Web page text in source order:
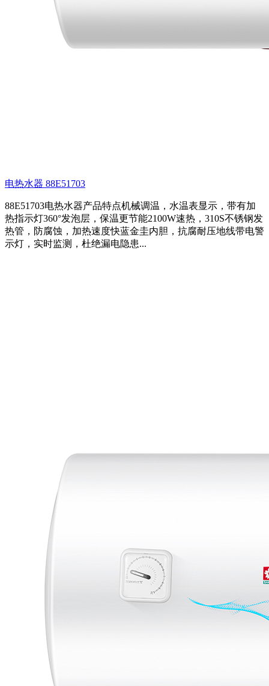
电热水器 88E51703
88E51703电热水器产品特点机械调温，水温表显示，带有加
热指示灯360°发泡层，保温更节能2100W速热，310S不锈钢发
热管，防腐蚀，加热速度快蓝金圭内胆，抗腐耐压地线带电警
示灯，实时监测，杜绝漏电隐患...